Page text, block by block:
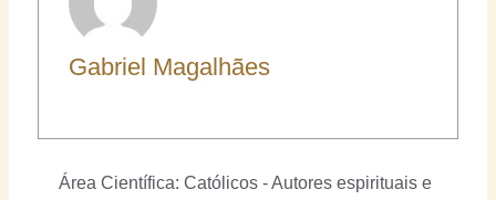
Gabriel Magalhães
Área Científica: Católicos - Autores espirituais e